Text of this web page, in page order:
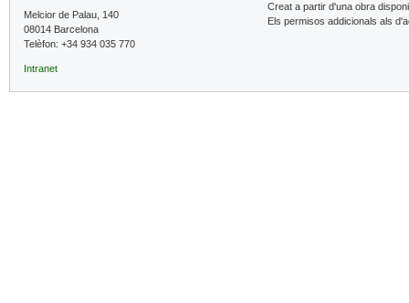
Melcior de Palau, 140
08014 Barcelona
Telèfon: +34 934 035 770
Intranet
Creat a partir d'una obra
Els permisos addicionals als